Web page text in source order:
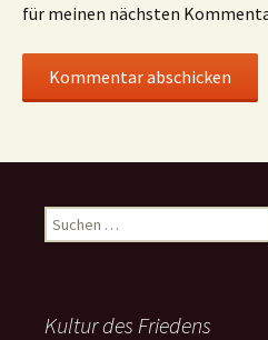
für meinen nächsten
Suchen
nach:
Kultur des Friedens